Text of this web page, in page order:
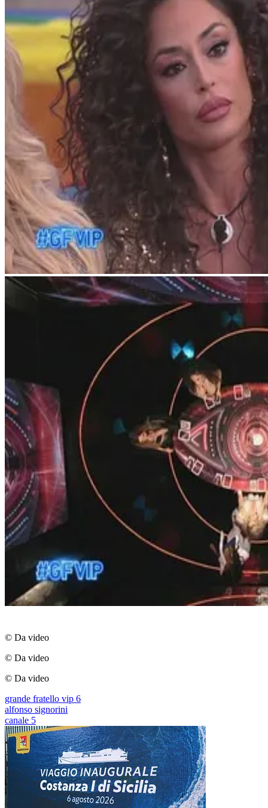
© Da video
© Da video
© Da video
grande fratello vip 6
alfonso signorini
canale 5